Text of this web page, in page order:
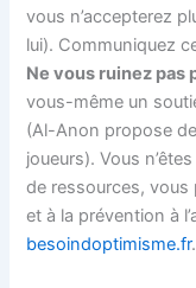
vous n’accepterez
lui). Communiquez
Ne vous ruinez pas
vous-même un
(Al-Anon propose
joueurs). Vous
de ressources, vous
et à la prévention à
besoindoptimisme.fr.